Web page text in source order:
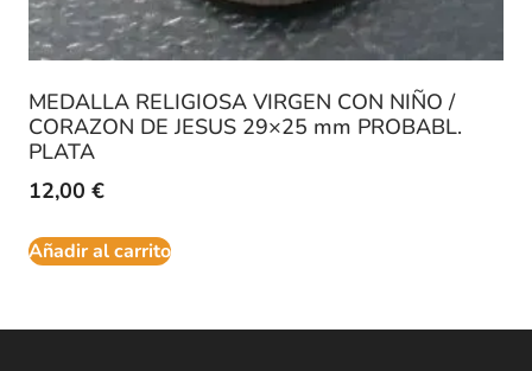
MEDALLA RELIGIOSA VIRGEN CON NIÑO /
CORAZON DE JESUS 29×25 mm PROBABL.
PLATA
12,00 €
Añadir al carrito